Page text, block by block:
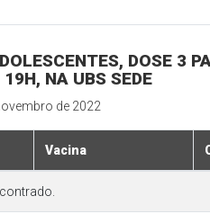
DOSE 3
NA UBS SEDE
de 2022
Vacina